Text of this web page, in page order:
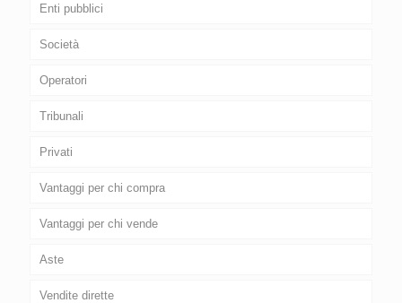
Enti pubblici
Società
Operatori
Tribunali
Privati
Vantaggi per chi compra
Vantaggi per chi vende
Aste
Vendite dirette